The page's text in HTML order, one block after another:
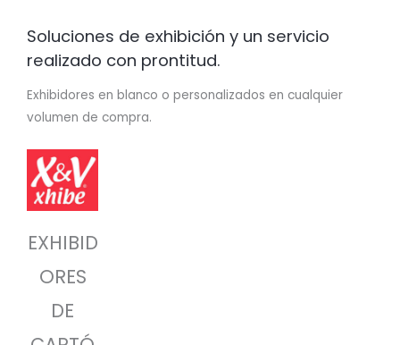
Soluciones de exhibición y un servicio
realizado con prontitud.
Exhibidores en blanco o personalizados en cualquier
volumen de compra.
EXHIBID
ORES
DE